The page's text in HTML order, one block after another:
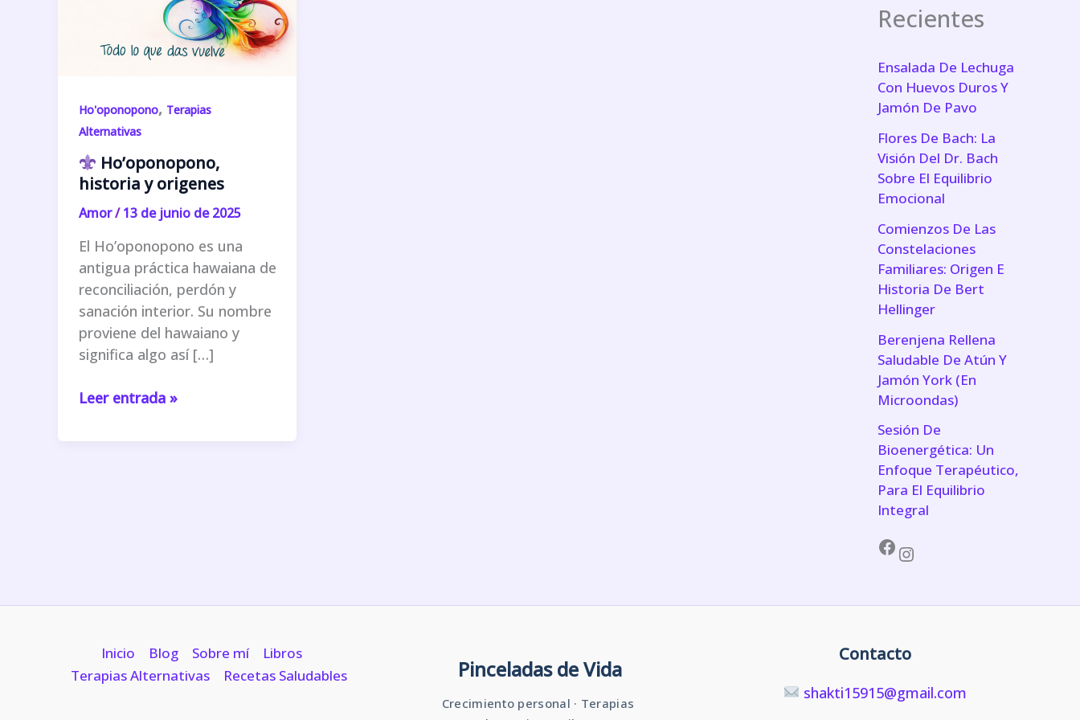
Ho'oponopono, Terapias
Alternativas
Ho’oponopono,
historia y origenes
Amor/13 de junio de 2025
El Ho’oponopono es una
antigua práctica hawaiana de
reconciliación, perdón y
sanación interior. Su nombre
proviene del hawaiano y
significa algo así […]
Leer entrada »
Recientes
Ensalada De Lechuga
Con Huevos Duros Y
Jamón De Pavo
Flores De Bach: La
Visión Del Dr. Bach
Sobre El Equilibrio
Emocional
Comienzos De Las
Constelaciones
Familiares: Origen E
Historia De Bert
Hellinger
Berenjena Rellena
Saludable De Atún Y
Jamón York (En
Microondas)
Sesión De
Bioenergética: Un
Enfoque Terapéutico,
Para El Equilibrio
Integral
Facebook Instagram
Inicio Blog Sobre mí
Libros
Terapias Alternativas
Recetas Saludables Pinceladas de Vida
Crecimiento personal · Terapias
Contacto
shakti15915@gmail.com